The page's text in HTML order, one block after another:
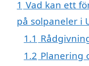
1 Vad kan ett
på solpaneler i
1.1
1.2 Planering